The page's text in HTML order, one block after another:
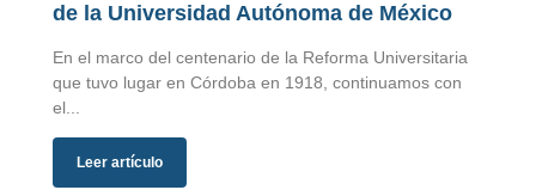
de la Universidad Autónoma de México
En el marco del centenario de la Reforma Universitaria
que tuvo lugar en Córdoba en 1918, continuamos con
el...
Leer artículo